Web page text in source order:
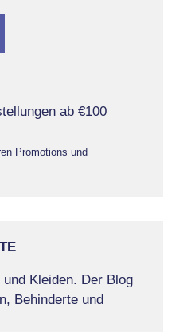
ab €100
Promotions und
Kleiden. Der Blog
Behinderte und